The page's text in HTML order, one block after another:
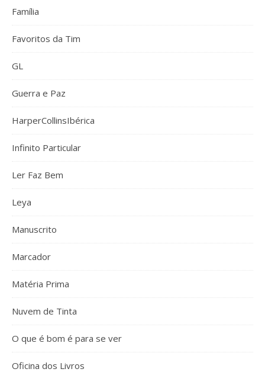
Família
Favoritos da Tim
GL
Guerra e Paz
HarperCollinsIbérica
Infinito Particular
Ler Faz Bem
Leya
Manuscrito
Marcador
Matéria Prima
Nuvem de Tinta
O que é bom é para se ver
Oficina dos Livros